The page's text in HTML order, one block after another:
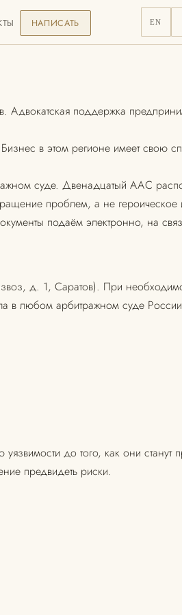
НАПИСАТЬ EN
поддержка
в этом регионе имеет свою
суде. Двенадцатый ААС
проблем, а не героическое
подаём электронно, на
д. 1, Саратов). При
в любом арбитражном суде
до того, как они
предвидеть риски.